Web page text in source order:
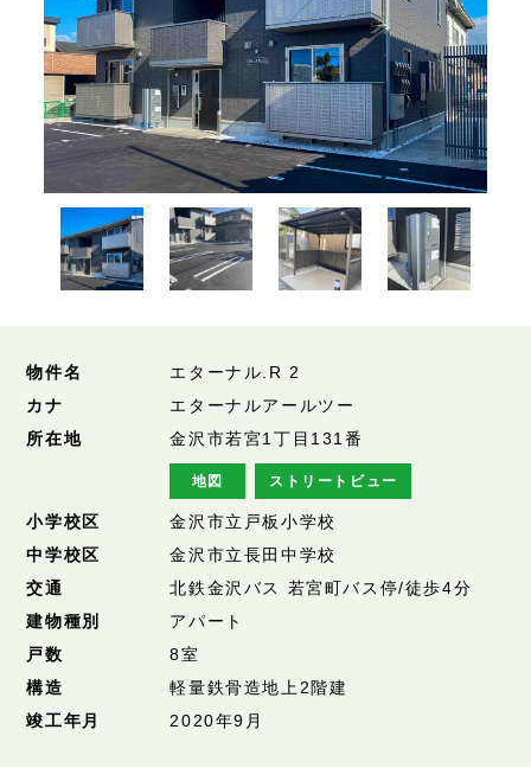
物件名
エターナル.R 2
カナ
エターナルアールツー
所在地
金沢市若宮1丁目131番
地図 ストリートビュー
小学校区
金沢市立戸板小学校
中学校区
金沢市立長田中学校
交通
北鉄金沢バス 若宮町バス停/徒歩4分
建物種別
アパート
戸数
8室
構造
軽量鉄骨造地上2階建
竣工年月
2020年9月